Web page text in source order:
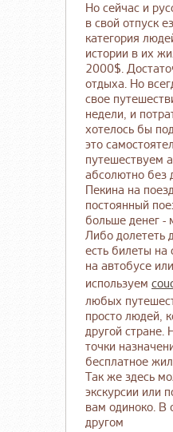
Но сейчас и
в свой отпуск
категория
истории в их
2000$.
отдыха. Но
свое
недели, и
хотелось бы
это
путешествуем
абсолютно без
Пекина на
постоянный
больше денег -
Либо долететь
есть билеты на
на автобусе
используем
любых
просто людей,
другой стране.
точки
бесплатное
Так же здесь
экскурсии или
вам одиноко. В
другом